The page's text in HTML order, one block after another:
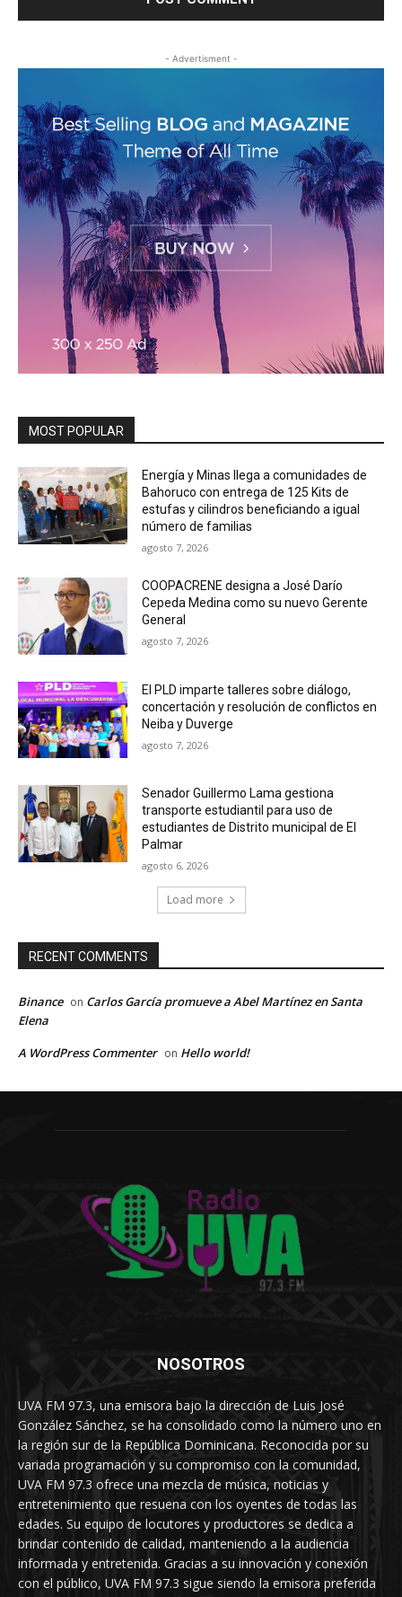
- Advertisment -
MOST POPULAR
Energía y Minas llega a comunidades de
Bahoruco con entrega de 125 Kits de
estufas y cilindros beneficiando a igual
número de familias
agosto 7, 2026
COOPACRENE designa a José Darío
Cepeda Medina como su nuevo Gerente
General
agosto 7, 2026
El PLD imparte talleres sobre diálogo,
concertación y resolución de conflictos en
Neiba y Duverge
agosto 7, 2026
Senador Guillermo Lama gestiona
transporte estudiantil para uso de
estudiantes de Distrito municipal de El
Palmar
agosto 6, 2026
Load more
RECENT COMMENTS
Binance on Carlos García promueve a Abel Martínez en Santa
Elena
A WordPress Commenter on Hello world!
NOSOTROS
UVA FM 97.3, una emisora bajo la dirección de Luis José
González Sánchez, se ha consolidado como la número uno en
la región sur de la República Dominicana. Reconocida por su
variada programación y su compromiso con la comunidad,
UVA FM 97.3 ofrece una mezcla de música, noticias y
entretenimiento que resuena con los oyentes de todas las
edades. Su equipo de locutores y productores se dedica a
brindar contenido de calidad, manteniendo a la audiencia
informada y entretenida. Gracias a su innovación y conexión
con el público, UVA FM 97.3 sigue siendo la emisora preferida